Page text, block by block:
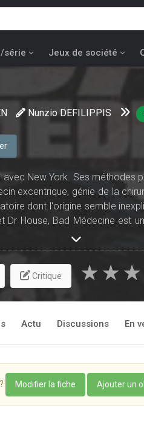
série Jeux de société
Nunzio DEFILIPPIS
avec New York. Ses méthodes
excentrique, génie de la
dont l'origine semble
Dr House, Bad Médecine est
et de séries
Critique ★
★
★
Actu Discussions En
Modifier la fiche Ajouter un